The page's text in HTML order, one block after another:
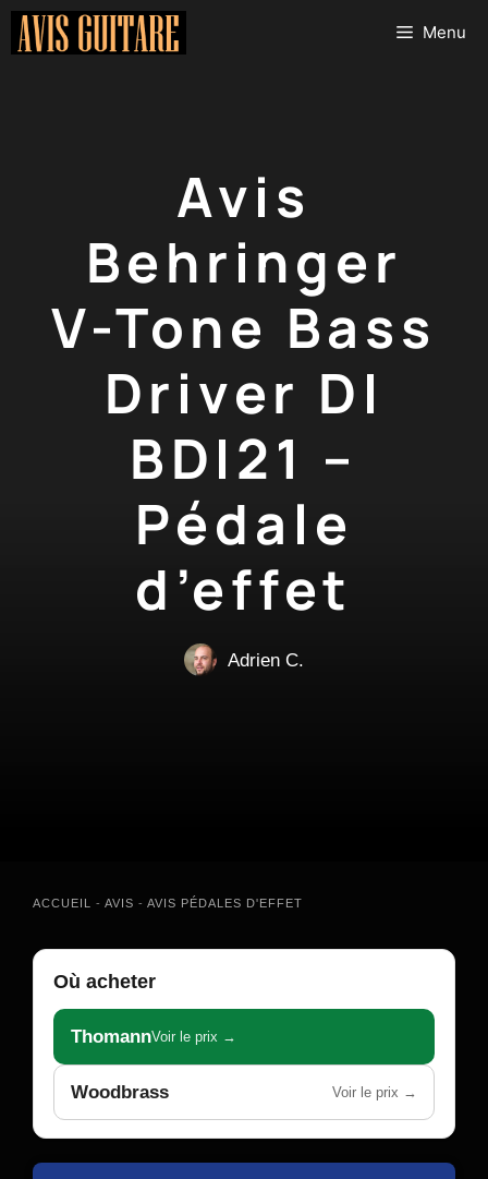
Aller
Menu
Avis
Behringer
V-Tone Bass
Driver DI
BDI21 –
Pédale
d’effet
Adrien C.
ACCUEIL - AVIS - AVIS PÉDALES D'EFFET
Où acheter
ThomannVoir le prix →
Woodbrass Voir le prix →